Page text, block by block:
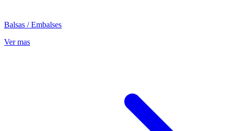
Balsas / Embalses
Ver mas